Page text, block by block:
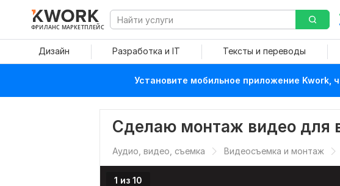
ФРИЛАНС МАРКЕТПЛЕЙС
Дизайн Разработка и IT Тексты и переводы
Установите мобильное приложение Kwork,
Сделаю монтаж видео для
Аудио, видео, съемка Видеосъемка и монтаж
1 из 10